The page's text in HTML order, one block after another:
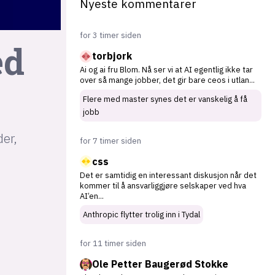
Nyeste kommentarer
for 3 timer siden
torbjork
Ai og ai fru Blom. Nå ser vi at AI egentlig ikke tar
over så mange jobber, det gir bare ceos i utlan...
Flere med master synes det er vanskelig å få
jobb
for 7 timer siden
css
Det er samtidig en interessant diskusjon når det
kommer til å ansvarliggjøre selskaper ved hva
AI’en...
Anthropic flytter trolig inn i Tydal
for 11 timer siden
Ole Petter Baugerød Stokke